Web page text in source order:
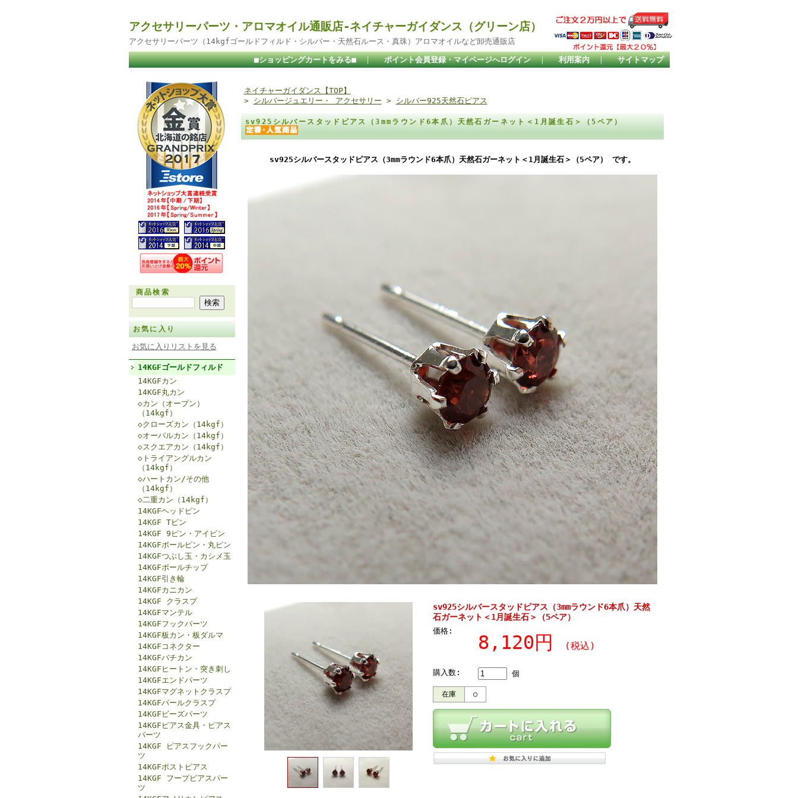
アクセサリーパーツ・アロマオイル通販店-ネイチャーガイダンス（グリーン店）
アクセサリーパーツ（14kgfゴールドフィルド・シルバー・天然石ルース・真珠）アロマオイルなど卸売通販店
■ショッピングカートをみる■ ｜ ポイント会員登録・マイページへログイン ｜ 利用案内 ｜ サイトマップ
商品検索
お気に入り
お気に入りリストを見る
14KGFゴールドフィルド
14KGFカン
14KGF丸カン
◇カン（オープン）
（14kgf）
◇クローズカン（14kgf）
◇オーバルカン（14kgf）
◇スクエアカン（14kgf）
◇トライアングルカン
（14kgf）
◇ハートカン/その他
（14kgf）
◇二重カン（14kgf）
14KGFヘッドピン
14KGF Tピン
14KGF 9ピン・アイピン
14KGFボールピン・丸ピン
14KGFつぶし玉・カシメ玉
14KGFボールチップ
14KGF引き輪
14KGFカニカン
14KGF クラスプ
14KGFマンテル
14KGFフックパーツ
14KGF板カン・板ダルマ
14KGFコネクター
14KGFバチカン
14KGFヒートン・突き刺し
14KGFエンドパーツ
14KGFマグネットクラスプ
14KGFパールクラスプ
14KGFビーズパーツ
14KGFピアス金具・ピアス
パーツ
14KGF ピアスフックパー
ツ
14KGFポストピアス
14KGF フープピアスパー
ツ
ネイチャーガイダンス【TOP】
> シルバージュエリー・ アクセサリー > シルバー925天然石ピアス
sv925シルバースタッドピアス（3mmラウンド6本爪）天然石ガーネット＜1月誕生石＞（5ペア）
sv925シルバースタッドピアス（3mmラウンド6本爪）天然石ガーネット＜1月誕生石＞（5ペア） です。
sv925シルバースタッドピアス（3mmラウンド6本爪）天然
石ガーネット＜1月誕生石＞（5ペア）
価格:
8,120円 (税込)
購入数: 個
在庫 ○